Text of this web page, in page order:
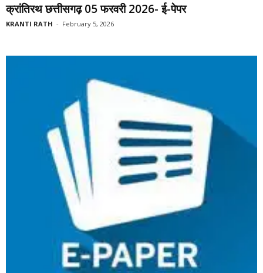
क्रांतिरथ छत्तीसगढ़ 05 फरवरी 2026- ई-पेपर
KRANTI RATH - February 5, 2026